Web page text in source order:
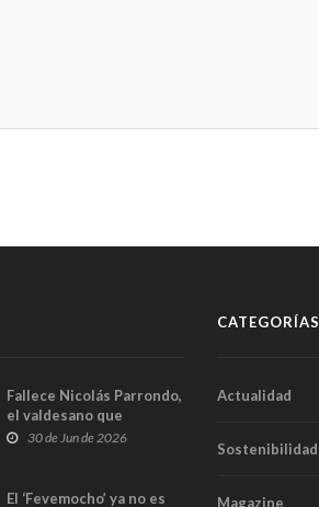
Fallece Nicolás Parrondo,
el valdesano que
convirtió Casa Parrondo
30 de Jun de 2026
El ‘Fevemocho’ ya no es
CATEGORÍAS
Actualidad
Sostenibilidad
Magazine